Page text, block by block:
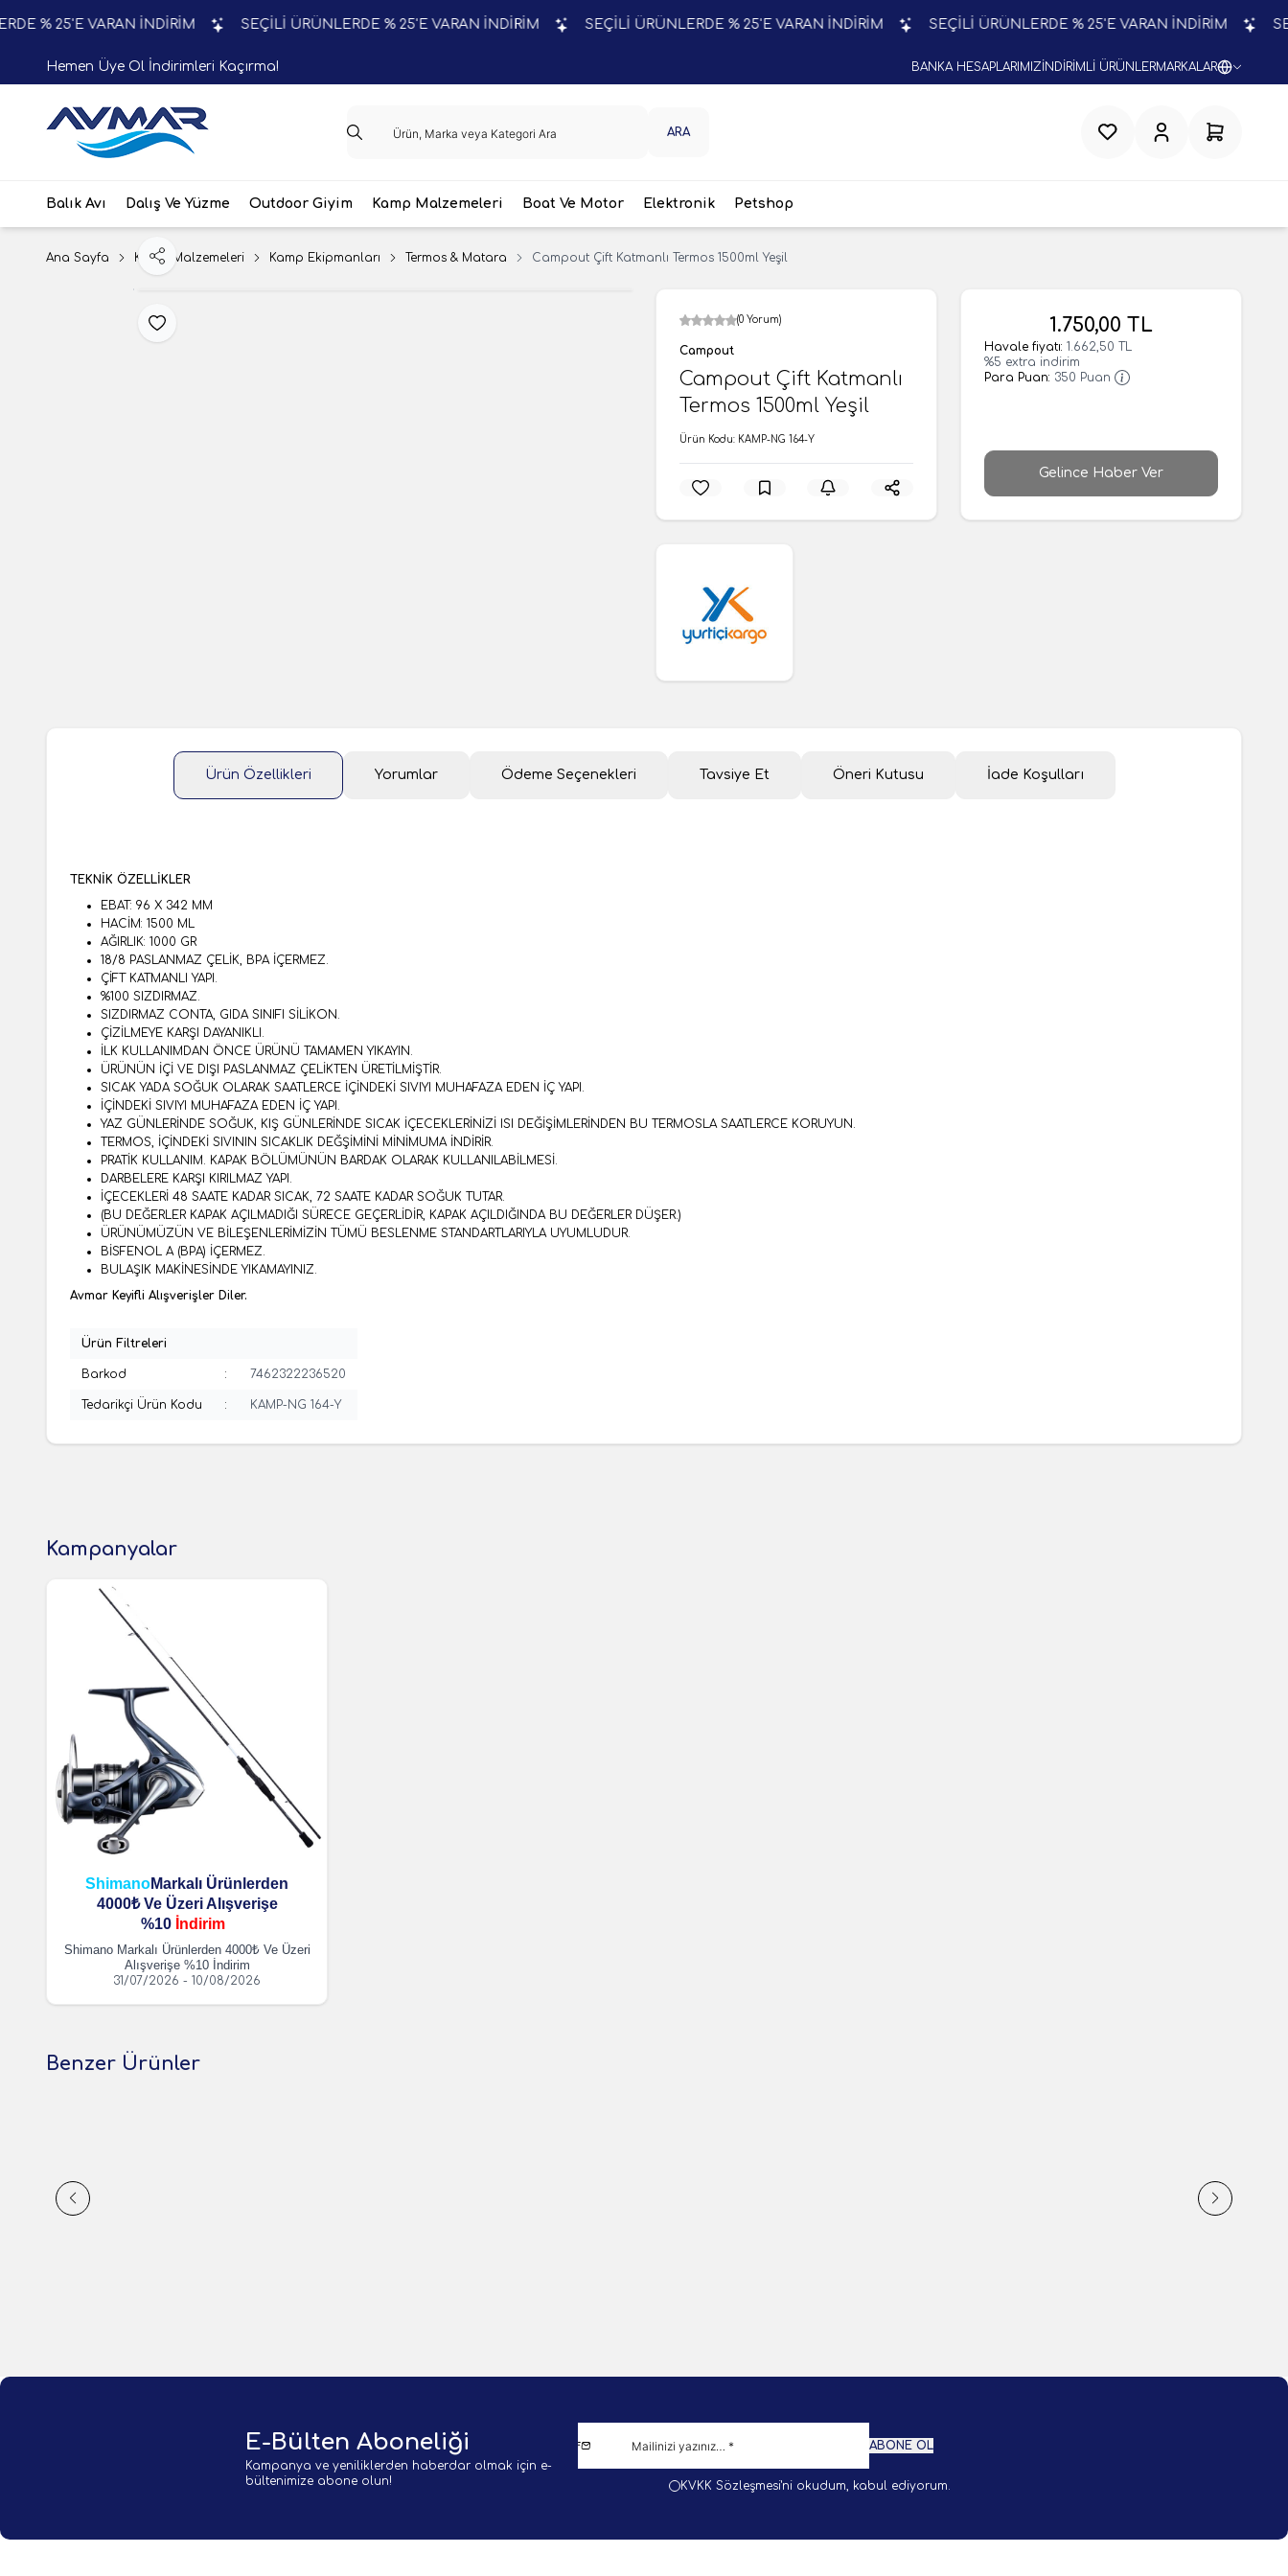
VARAN İNDİRİM SEÇİLİ ÜRÜNLERDE % 25'E VARAN İNDİRİM SEÇİLİ ÜRÜNLERDE % 25'E VARAN İNDİRİM SEÇİLİ ÜRÜNLERDE % 25'E VARAN İNDİRİM SEÇİLİ
Hemen Üye Ol İndirimleri Kaçırma! BANKA HESAPLARIMIZ İNDİRİMLİ ÜRÜNLERMARKALAR
ARA FavorilerimHesabım Sepetim
Balık Avı Dalış Ve Yüzme Outdoor Giyim Kamp Malzemeleri Boat Ve Motor Elektronik Petshop
Ana Sayfa Kamp Malzemeleri Kamp Ekipmanları Termos & Matara Campout Çift Katmanlı Termos 1500ml Yeşil
Favoriye Ekle
Paylaş
(0 Yorum)
Campout
Campout Çift Katmanlı
Termos 1500ml Yeşil
Ürün Kodu: KAMP-NG 164-Y
1.750,00 TL
Havale fiyatı: 1.662,50 TL
%5 extra indirim
Para Puan: 350 Puan
Gelince Haber Ver
Ürün Özellikleri Yorumlar Ödeme Seçenekleri Tavsiye Et Öneri Kutusu İade Koşulları
TEKNİK ÖZELLİKLER
EBAT: 96 X 342 MM
HACİM: 1500 ML
AĞIRLIK: 1000 GR
18/8 PASLANMAZ ÇELİK, BPA İÇERMEZ.
ÇİFT KATMANLI YAPI.
%100 SIZDIRMAZ.
SIZDIRMAZ CONTA, GIDA SINIFI SİLİKON.
ÇİZİLMEYE KARŞI DAYANIKLI.
İLK KULLANIMDAN ÖNCE ÜRÜNÜ TAMAMEN YIKAYIN.
ÜRÜNÜN İÇİ VE DIŞI PASLANMAZ ÇELİKTEN ÜRETİLMİŞTİR.
SICAK YADA SOĞUK OLARAK SAATLERCE İÇİNDEKİ SIVIYI MUHAFAZA EDEN İÇ YAPI.
İÇİNDEKİ SIVIYI MUHAFAZA EDEN İÇ YAPI.
YAZ GÜNLERİNDE SOĞUK, KIŞ GÜNLERİNDE SICAK İÇECEKLERİNİZİ ISI DEĞİŞİMLERİNDEN BU TERMOSLA SAATLERCE KORUYUN.
TERMOS, İÇİNDEKİ SIVININ SICAKLIK DEĞŞİMİNİ MİNİMUMA İNDİRİR.
PRATİK KULLANIM. KAPAK BÖLÜMÜNÜN BARDAK OLARAK KULLANILABİLMESİ.
DARBELERE KARŞI KIRILMAZ YAPI.
İÇECEKLERİ 48 SAATE KADAR SICAK, 72 SAATE KADAR SOĞUK TUTAR.
(BU DEĞERLER KAPAK AÇILMADIĞI SÜRECE GEÇERLİDİR, KAPAK AÇILDIĞINDA BU DEĞERLER DÜŞER.)
ÜRÜNÜMÜZÜN VE BİLEŞENLERİMİZİN TÜMÜ BESLENME STANDARTLARIYLA UYUMLUDUR.
BİSFENOL A (BPA) İÇERMEZ.
BULAŞIK MAKİNESİNDE YIKAMAYINIZ.
Avmar Keyifli Alışverişler Diler.
Ürün Filtreleri
Barkod : 7462322236520
Tedarikçi Ürün Kodu : KAMP-NG 164-Y
Kampanyalar
ShimanoMarkalı Ürünlerden
4000₺ Ve Üzeri Alışverişe
%10 İndirim
Shimano Markalı Ürünlerden 4000₺ Ve Üzeri
Alışverişe %10 İndirim
31/07/2026 - 10/08/2026
Benzer Ürünler
1.750,00
E-Bülten Aboneliği
Kampanya ve yeniliklerden haberdar olmak için e-
bültenimize abone olun!
ABONE OL
KVKK Sözleşmesi'ni okudum, kabul ediyorum.